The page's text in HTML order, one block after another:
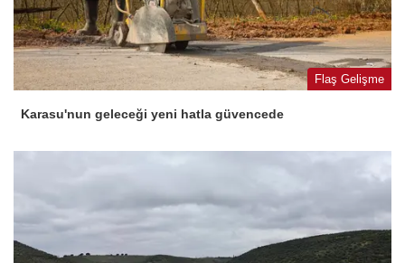
Flaş Gelişme
Karasu'nun geleceği yeni hatla güvencede